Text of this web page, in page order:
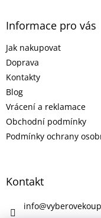
Informace pro vás
Jak nakupovat
Doprava
Kontakty
Blog
Vrácení a reklamace
Obchodní podmínky
Podmínky ochrany
Kontakt
info@